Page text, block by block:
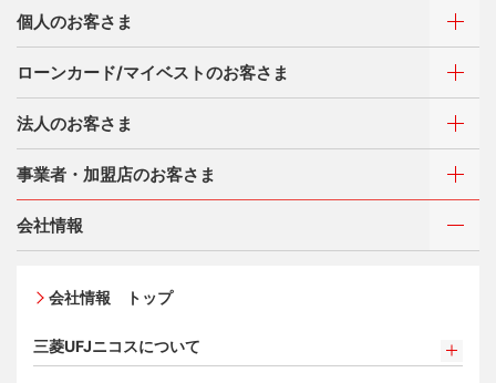
第4期 半期報告書
第3期 有価証券報告書
第2期 有価証券報告書
第2期 半期報告書
個人のお客さま
カードをつくるトップ
三菱ＵＦＪカード
三菱ＵＦＪカード ゴールド
三菱ＵＦＪカード・プラチナ・アメリカン・エキスプレ
ス®・カード
オンライン入会申し込みの流れ
UnionPay（銀聯）カード
三菱UFJニコスが選ばれる理由
お役立ち情報 mycard
ローンカード/マイベストのお客さま
ご利用・お支払い方法
ATMネットワーク
借入時残高スライドリボルビング方式
各種照会・お手続き
法人のお客さま
特典・サービス
NICOSカード会員の方
事業者・加盟店のお客さま
新規契約をご希望のお客さま
新規加盟に関するお問い合わせ
割賦販売法における加盟店さまの遵守事項について
サービス・ソリューション
会社情報
会社情報 トップ
三菱UFJニコスについて